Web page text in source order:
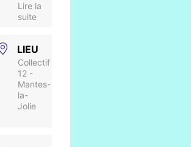
Lire la
suite
LIEU
Collectif
12 -
Mantes-
la-
Jolie